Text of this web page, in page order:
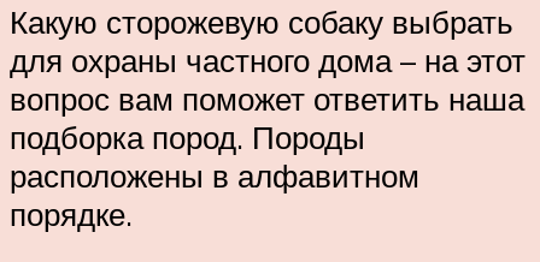
Какую сторожевую собаку выбрать
для охраны частного дома – на этот
вопрос вам поможет ответить наша
подборка пород. Породы
расположены в алфавитном
порядке.